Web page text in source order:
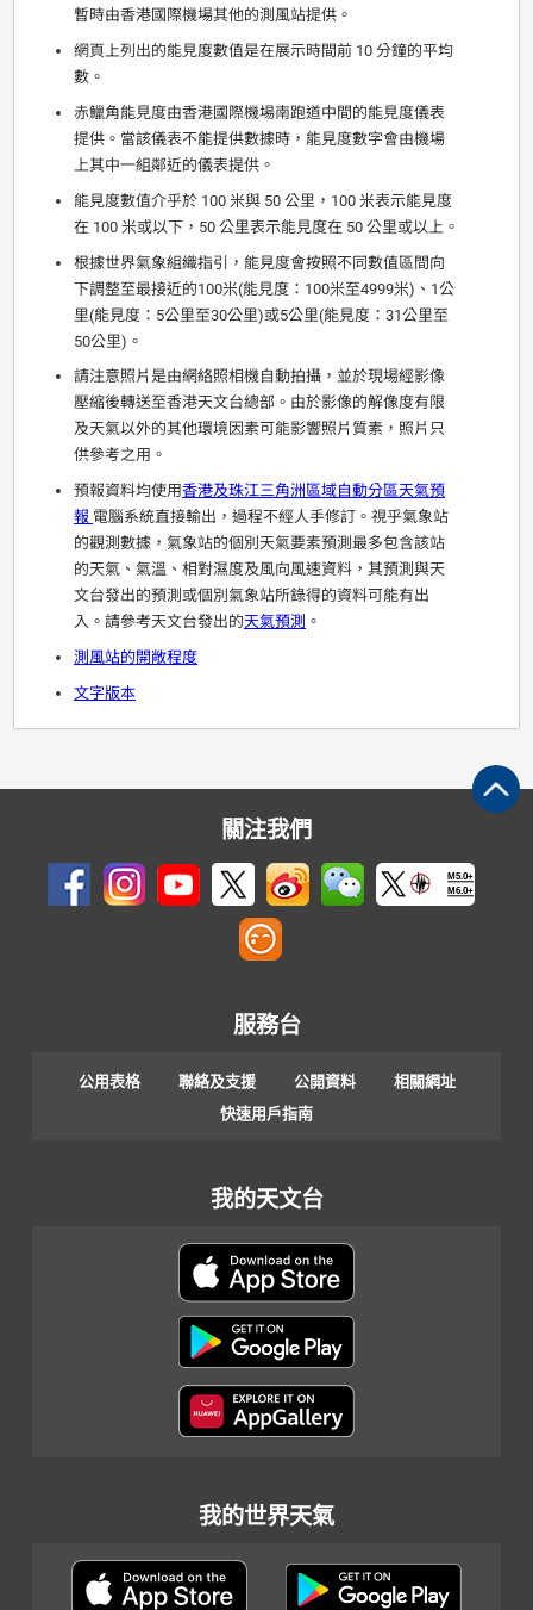
暫時由香港國際機場其他的測風站提供。
網頁上列出的能見度數值是在展示時間前 10 分鐘的平均
數。
赤鱲角能見度由香港國際機場南跑道中間的能見度儀表
提供。當該儀表不能提供數據時，能見度數字會由機場
上其中一組鄰近的儀表提供。
能見度數值介乎於 100 米與 50 公里，100 米表示能見度
在 100 米或以下，50 公里表示能見度在 50 公里或以上。
根據世界氣象組織指引，能見度會按照不同數值區間向
下調整至最接近的100米(能見度：100米至4999米)、1公
里(能見度：5公里至30公里)或5公里(能見度：31公里至
50公里)。
請注意照片是由網絡照相機自動拍攝，並於現場經影像
壓縮後轉送至香港天文台總部。由於影像的解像度有限
及天氣以外的其他環境因素可能影響照片質素，照片只
供參考之用。
預報資料均使用香港及珠江三角洲區域自動分區天氣預
報 電腦系統直接輸出，過程不經人手修訂。視乎氣象站
的觀測數據，氣象站的個別天氣要素預測最多包含該站
的天氣、氣溫、相對濕度及風向風速資料，其預測與天
文台發出的預測或個別氣象站所錄得的資料可能有出
入。請參考天文台發出的天氣預測 。
測風站的開敞程度
文字版本
關注我們
M5.0+
M6.0+
服務台
公用表格 聯絡及支援 公開資料
相關網址
快速用戶指南
我的天文台
我的世界天氣